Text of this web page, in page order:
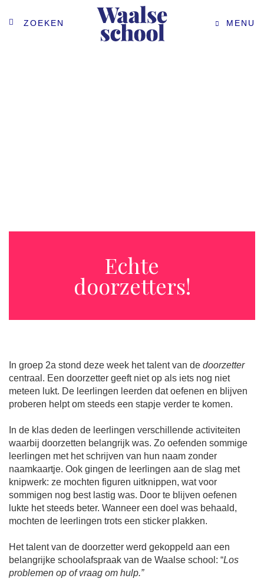
ZOEKEN MENU
Echte
doorzetters!
In groep 2a stond deze week het talent van de doorzetter
centraal. Een doorzetter geeft niet op als iets nog niet
meteen lukt. De leerlingen leerden dat oefenen en blijven
proberen helpt om steeds een stapje verder te komen.
In de klas deden de leerlingen verschillende activiteiten
waarbij doorzetten belangrijk was. Zo oefenden sommige
leerlingen met het schrijven van hun naam zonder
naamkaartje. Ook gingen de leerlingen aan de slag met
knipwerk: ze mochten figuren uitknippen, wat voor
sommigen nog best lastig was. Door te blijven oefenen
lukte het steeds beter. Wanneer een doel was behaald,
mochten de leerlingen trots een sticker plakken.
Het talent van de doorzetter werd gekoppeld aan een
belangrijke schoolafspraak van de Waalse school: “Los
problemen op of vraag om hulp.”